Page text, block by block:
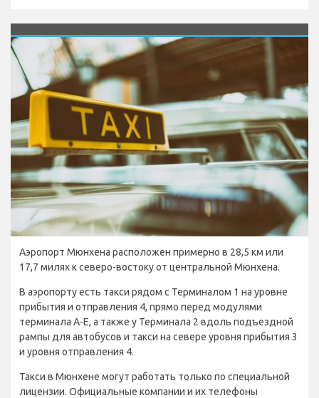
Аэропорт Мюнхена расположен примерно в 28,5 км или
17,7 милях к северо-востоку от центральной Мюнхена.
В аэропорту есть такси рядом с Терминалом 1 на уровне
прибытия и отправления 4, прямо перед модулями
терминала A-E, а также у Терминала 2 вдоль подъездной
рампы для автобусов и такси на севере уровня прибытия 3
и уровня отправления 4.
Такси в Мюнхене могут работать только по специальной
лицензии. Официальные компании и их телефоны